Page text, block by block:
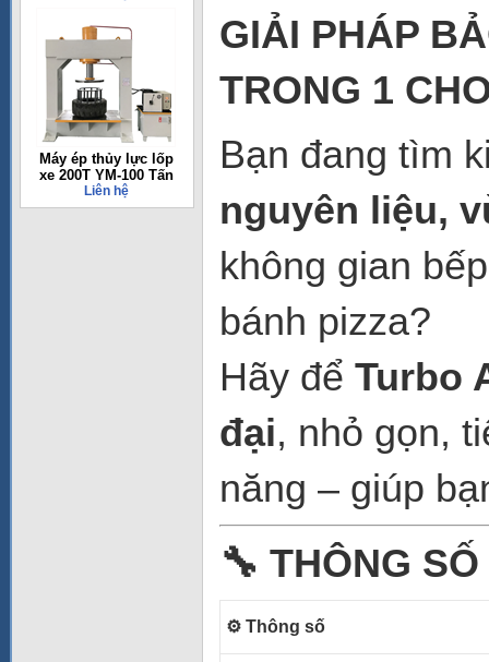
Máy ép thủy lực lốp
xe 200T YM-100 Tấn
Liên hệ
GIẢI PHÁP
TRONG 1
Bạn đang tìm
nguyên liệu,
không gian
bánh pizza?
Hãy để Turbo
đại, nhỏ gọn,
năng – giúp
🔧 THÔNG
⚙️ Thông số